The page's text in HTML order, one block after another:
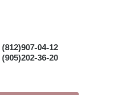
(812)907-04-12
(905)202-36-20